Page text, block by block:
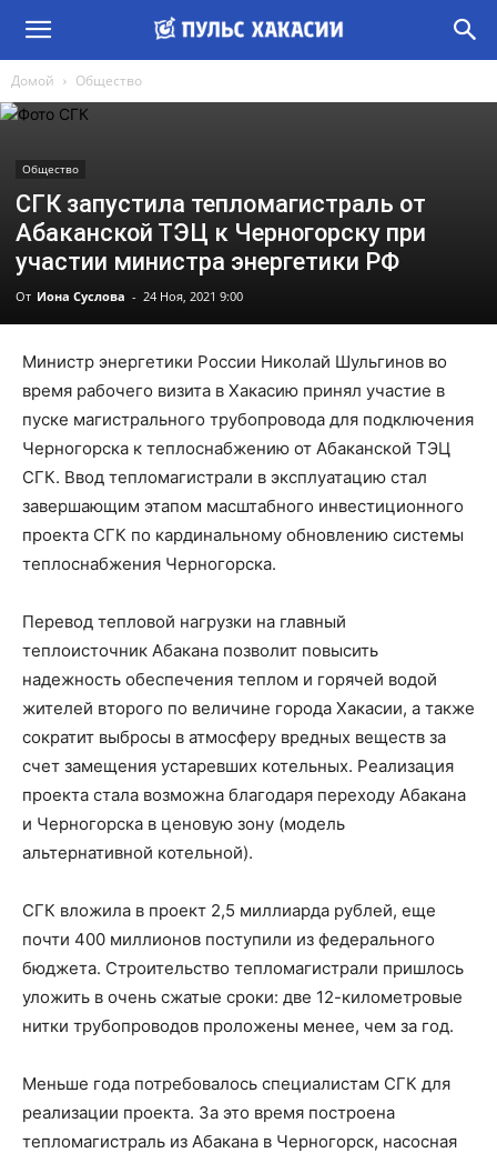
Домой Общество
Общество
СГК запустила тепломагистраль от
Абаканской ТЭЦ к Черногорску при
участии министра энергетики РФ
От Иона Суслова - 24 Ноя, 2021 9:00
Министр энергетики России Николай Шульгинов во
время рабочего визита в Хакасию принял участие в
пуске магистрального трубопровода для подключения
Черногорска к теплоснабжению от Абаканской ТЭЦ
СГК. Ввод тепломагистрали в эксплуатацию стал
завершающим этапом масштабного инвестиционного
проекта СГК по кардинальному обновлению системы
теплоснабжения Черногорска.
Перевод тепловой нагрузки на главный
теплоисточник Абакана позволит повысить
надежность обеспечения теплом и горячей водой
жителей второго по величине города Хакасии, а также
сократит выбросы в атмосферу вредных веществ за
счет замещения устаревших котельных. Реализация
проекта стала возможна благодаря переходу Абакана
и Черногорска в ценовую зону (модель
альтернативной котельной).
СГК вложила в проект 2,5 миллиарда рублей, еще
почти 400 миллионов поступили из федерального
бюджета. Строительство тепломагистрали пришлось
уложить в очень сжатые сроки: две 12-километровые
нитки трубопроводов проложены менее, чем за год.
Меньше года потребовалось специалистам СГК для
реализации проекта. За это время построена
тепломагистраль из Абакана в Черногорск, насосная